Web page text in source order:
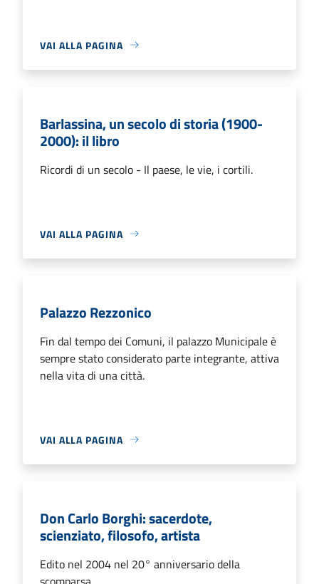
VAI ALLA PAGINA
Barlassina, un secolo di storia (1900-
2000): il libro
Ricordi di un secolo - Il paese, le vie, i cortili.
VAI ALLA PAGINA
Palazzo Rezzonico
Fin dal tempo dei Comuni, il palazzo Municipale è
sempre stato considerato parte integrante, attiva
nella vita di una città.
VAI ALLA PAGINA
Don Carlo Borghi: sacerdote,
scienziato, filosofo, artista
Edito nel 2004 nel 20° anniversario della